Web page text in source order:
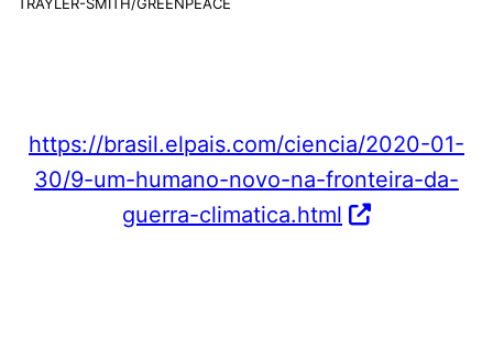
https://brasil.elpais.com/ciencia/2020-01-
30/9-um-humano-novo-na-fronteira-da-
guerra-climatica.html